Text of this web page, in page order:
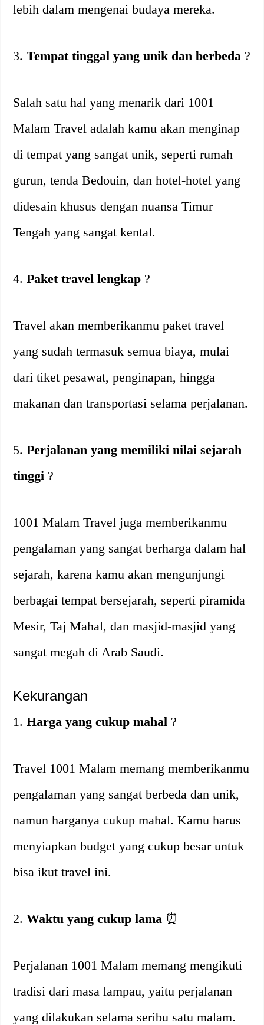
lebih dalam mengenai budaya mereka.
3.Tempat tinggal yang unik dan berbeda ?
Salah satu hal yang menarik dari 1001
Malam Travel adalah kamu akan menginap
di tempat yang sangat unik, seperti rumah
gurun, tenda Bedouin, dan hotel-hotel yang
didesain khusus dengan nuansa Timur
Tengah yang sangat kental.
4.Paket travel lengkap ?
Travel akan memberikanmu paket travel
yang sudah termasuk semua biaya, mulai
dari tiket pesawat, penginapan, hingga
makanan dan transportasi selama perjalanan.
5.Perjalanan yang memiliki nilai sejarah
tinggi ?
1001 Malam Travel juga memberikanmu
pengalaman yang sangat berharga dalam hal
sejarah, karena kamu akan mengunjungi
berbagai tempat bersejarah, seperti piramida
Mesir, Taj Mahal, dan masjid-masjid yang
sangat megah di Arab Saudi.
Kekurangan
1.Harga yang cukup mahal ?
Travel 1001 Malam memang memberikanmu
pengalaman yang sangat berbeda dan unik,
namun harganya cukup mahal. Kamu harus
menyiapkan budget yang cukup besar untuk
bisa ikut travel ini.
2.Waktu yang cukup lama ⏰
Perjalanan 1001 Malam memang mengikuti
tradisi dari masa lampau, yaitu perjalanan
yang dilakukan selama seribu satu malam.